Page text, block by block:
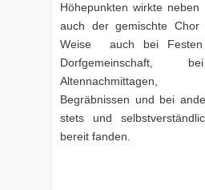
Höhepunkten wirkte
auch der gemischte
Weise auch bei
Dorfgemeinschaft,
Altennachmittagen,
Begräbnissen und bei
stets und
bereit fanden.